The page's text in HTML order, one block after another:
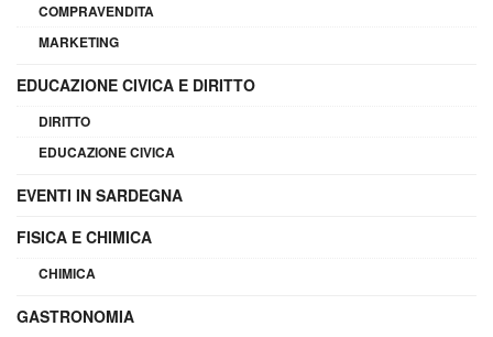
COMPRAVENDITA
MARKETING
EDUCAZIONE CIVICA E DIRITTO
DIRITTO
EDUCAZIONE CIVICA
EVENTI IN SARDEGNA
FISICA E CHIMICA
CHIMICA
GASTRONOMIA